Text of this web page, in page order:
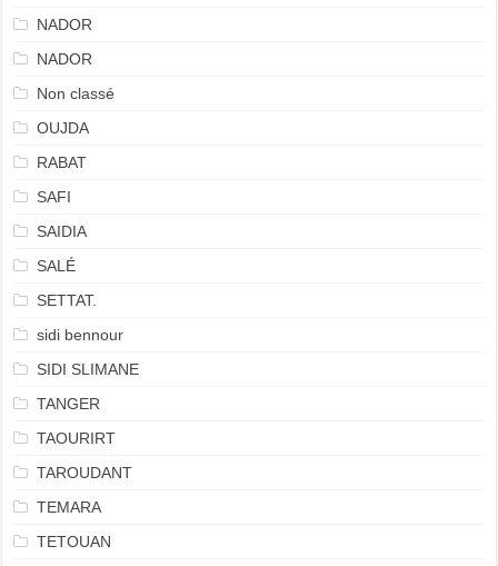
NADOR
NADOR
Non classé
OUJDA
RABAT
SAFI
SAIDIA
SALÉ
SETTAT.
sidi bennour
SIDI SLIMANE
TANGER
TAOURIRT
TAROUDANT
TEMARA
TETOUAN